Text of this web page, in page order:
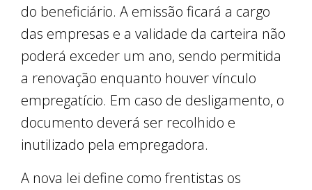
do beneficiário. A emissão ficará a cargo
das empresas e a validade da carteira não
poderá exceder um ano, sendo permitida
a renovação enquanto houver vínculo
empregatício. Em caso de desligamento, o
documento deverá ser recolhido e
inutilizado pela empregadora.
A nova lei define como frentistas os